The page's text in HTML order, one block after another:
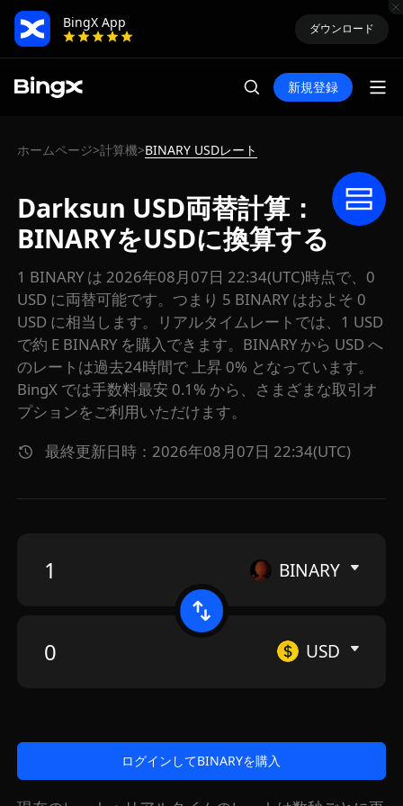
BingX App
ダウンロード
新規登録
ホームページ>計算機>BINARY USDレート
Darksun USD両替計算：
BINARYをUSDに換算する
1 BINARY は 2026年08月07日 22:34(UTC)時点で、0
USD に両替可能です。つまり 5 BINARY はおよそ 0
USD に相当します。リアルタイムレートでは、1 USD
で約 E BINARY を購入できます。BINARY から USD へ
のレートは過去24時間で 上昇 0% となっています。
BingX では手数料最安 0.1% から、さまざまな取引オ
プションをご利用いただけます。
最終更新日時：2026年08月07日 22:34(UTC)
BINARY
USD
ログインしてBINARYを購入